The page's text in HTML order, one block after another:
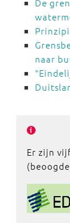
De
naar
Er zijn